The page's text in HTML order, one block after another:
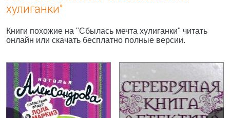
хулиганки"
Книги похожие на "Сбылась мечта хулиганки" читать
онлайн или скачать бесплатно полные версии.